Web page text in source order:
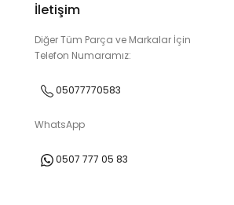
İletişim
Diğer Tüm Parça ve Markalar İçin
Telefon Numaramız:
05077770583
WhatsApp
0507 777 05 83